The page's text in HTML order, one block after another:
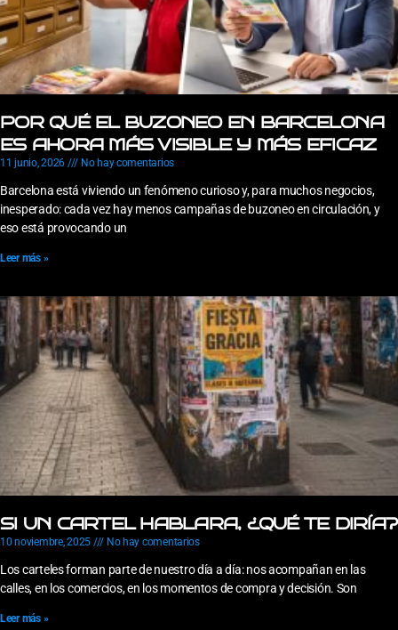
POR QUÉ EL BUZONEO EN BARCELONA
ES AHORA MÁS VISIBLE Y MÁS EFICAZ
11 junio, 2026 No hay comentarios
Barcelona está viviendo un fenómeno curioso y, para muchos negocios,
inesperado: cada vez hay menos campañas de buzoneo en circulación, y
eso está provocando un
Leer más »
SI UN CARTEL HABLARA, ¿QUÉ TE DIRÍA?
10 noviembre, 2025 No hay comentarios
Los carteles forman parte de nuestro día a día: nos acompañan en las
calles, en los comercios, en los momentos de compra y decisión. Son
Leer más »